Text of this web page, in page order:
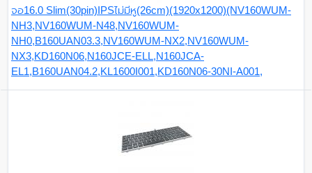
จอ16.0 Slim(30pin)IPSไม่มีหู(26cm)(1920x1200)(NV160WUM-
NH3,NV160WUM-N48,NV160WUM-
NH0,B160UAN03.3,NV160WUM-NX2,NV160WUM-
NX3,KD160N06,N160JCE-ELL,N160JCA-
EL1,B160UAN04.2,KL1600I001,KD160N06-30NI-A001,